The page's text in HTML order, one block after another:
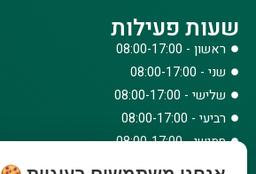
שעות פעילות
ראשון - 08:00-17:00
שני - 08:00-17:00
שלישי - 08:00-17:00
רביעי - 08:00-17:00
חמישי - 08:00-17:00